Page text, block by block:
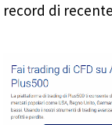
record di